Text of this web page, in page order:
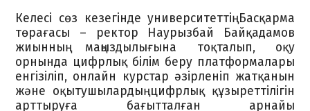
Келесі сөз кезегінде университеттің Басқарма
төрағасы – ректор Наурызбай Байқадамов
жиынның маңыздылығына тоқталып, оқу
орнында цифрлық білім беру платформалары
енгізіліп, онлайн курстар әзірленіп жатқанын
және оқытушылардың цифрлық құзыреттілігін
арттыруға бағытталған арнайы